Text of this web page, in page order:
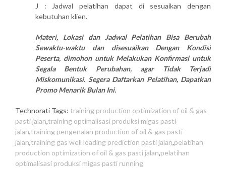
J : Jadwal pelatihan dapat di sesuaikan dengan
kebutuhan klien.
Materi, Lokasi dan Jadwal Pelatihan Bisa Berubah
Sewaktu-waktu dan disesuaikan Dengan Kondisi
Peserta, dimohon untuk Melakukan Konfirmasi untuk
Segala Bentuk Perubahan, agar Tidak Terjadi
Miskomunikasi. Segera Daftarkan Pelatihan, Dapatkan
Promo Menarik Bulan Ini.
Technorati Tags: training production optimization of oil & gas
pasti jalan,training optimalisasi produksi migas pasti
jalan,training pengenalan production of oil & gas pasti
jalan,training gas well loading prediction pasti jalan,pelatihan
production optimization of oil & gas pasti jalan,pelatihan
optimalisasi produksi migas pasti running